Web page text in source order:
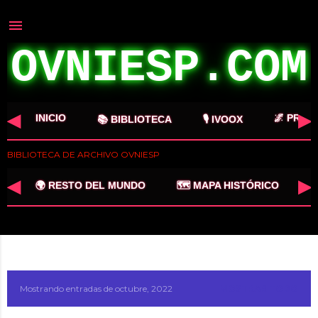
OVNIESP.COM
◀ INICIO 📚 BIBLIOTECA 🎙️ IVOOX 🌌 ▶
BIBLIOTECA DE ARCHIVO OVNIESP
◀ 🌍 RESTO DEL MUNDO 🗺️ MAPA HISTÓRICO ▶
Mostrando entradas de octubre, 2022